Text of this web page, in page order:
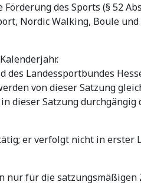
des Sports (§ 52
Nordic Walking, Boule
Landessportbundes
von dieser Satzung
dieser Satzung
er verfolgt nicht in erster
nur für die